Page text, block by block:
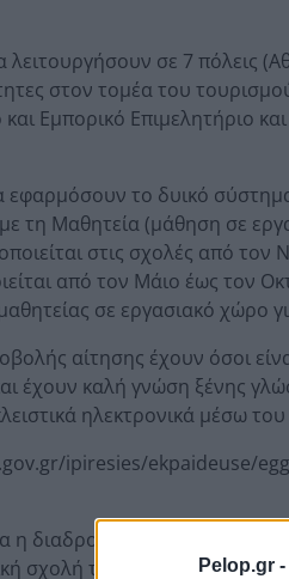
Pelop.gr -
λειτουργήσουν σε 7 πόλεις
στον τομέα του
και Εμπορικό Επιμελητήριο
εφαρμόσουν το δυικό
τη Μαθητεία (μάθηση σε
στις σχολές από τον
από τον Μάιο έως τον
σε εργασιακό χώρο
αίτησης έχουν όσοι
έχουν καλή γνώση ξένης
ηλεκτρονικά μέσω
ipiresies/ekpaideuse/
η διαδρομή είναι: gov.gr →
σχολή του ΟΑΕΔ